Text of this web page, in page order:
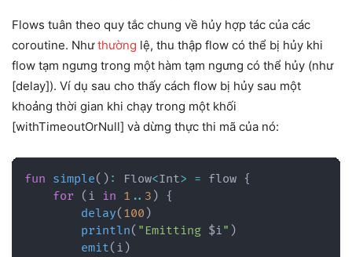
Flows tuân theo quy tắc chung về hủy hợp tác của các
coroutine. Nhưthường lệ, thu thập flow có thể bị hủy khi
flow tạm ngưng trong một hàm tạm ngưng có thể hủy (như
[delay]). Ví dụ sau cho thấy cách flow bị hủy sau một
khoảng thời gian khi chạy trong một khối
[withTimeoutOrNull] và dừng thực thi mã của nó:
fun simple( ) : Flow<Int> = flow {
for
( i in 1 .. 3 ) {
delay( 100 )
println( "Emitting $i" )
emit( i )